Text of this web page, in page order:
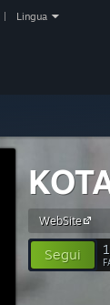
Lingua
WebSite
Segui